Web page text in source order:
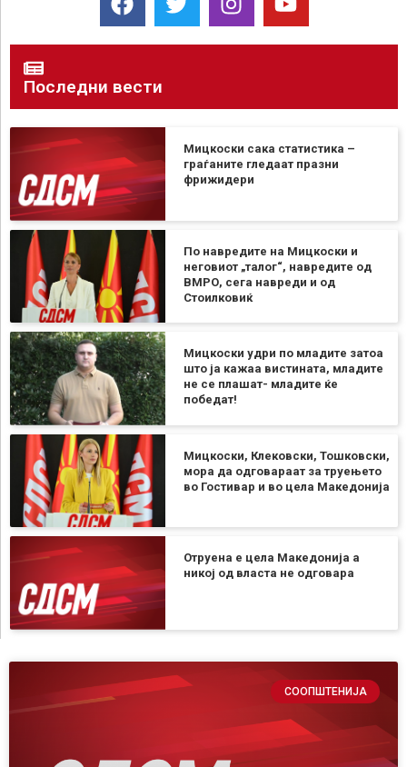
Последни вести
Мицкоски сака статистика –
граѓаните гледаат празни
фрижидери
По навредите на Мицкоски и
неговиот „талог“, навредите од
ВМРО, сега навреди и од
Стоилковиќ
Мицкоски удри по младите затоа
што ја кажаа вистината, младите
не се плашат- младите ќе
победат!
Мицкоски, Клековски, Тошковски,
мора да одговараат за труењето
во Гостивар и во цела Македонија
Отруена е цела Македонија а
никој од власта не одговара
СООПШТЕНИЈА